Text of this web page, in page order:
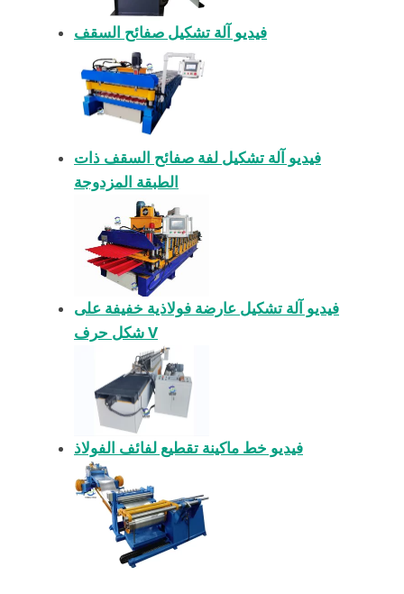
فيديو آلة تشكيل صفائح السقف
فيديو آلة تشكيل لفة صفائح السقف ذات
الطبقة المزدوجة
فيديو آلة تشكيل عارضة فولاذية خفيفة على
شكل حرف V
فيديو خط ماكينة تقطيع لفائف الفولاذ